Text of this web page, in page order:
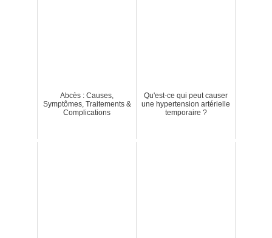
Abcès : Causes,
Symptômes, Traitements &
Complications
Qu'est-ce qui peut causer
une hypertension artérielle
temporaire ?